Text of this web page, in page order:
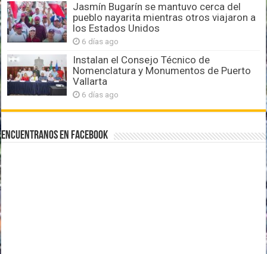
Jasmín Bugarín se mantuvo cerca del
pueblo nayarita mientras otros viajaron a
los Estados Unidos
6 días ago
Instalan el Consejo Técnico de
Nomenclatura y Monumentos de Puerto
Vallarta
6 días ago
Encuentranos en Facebook